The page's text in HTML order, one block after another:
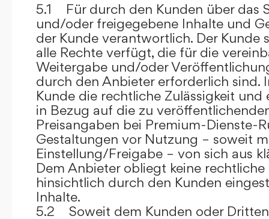
5.1 Für durch den Kunden über das
und/oder freigegebene Inhalte und
der Kunde verantwortlich. Der Kunde
alle Rechte verfügt, die für die
Weitergabe und/oder
durch den Anbieter erforderlich sind.
Kunde die rechtliche Zulässigkeit
in Bezug auf die zu
Preisangaben bei Premium-Dienste-
Gestaltungen vor Nutzung – soweit
Einstellung/Freigabe – von sich aus
Dem Anbieter obliegt keine
hinsichtlich durch den Kunden
Inhalte.
5.2 Soweit dem Kunden oder